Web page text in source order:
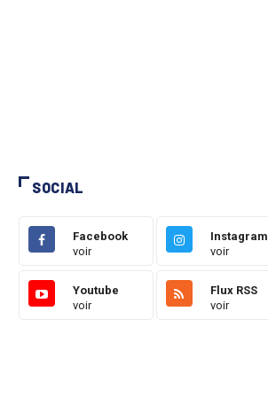
SOCIAL
Facebook
voir
Instagram
voir
Youtube
voir
Flux RSS
voir